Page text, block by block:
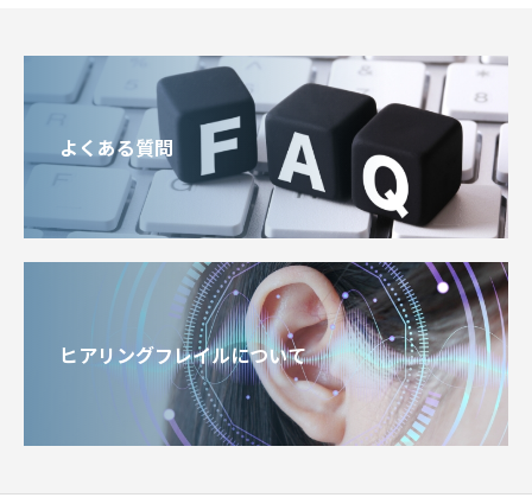
よくある質問
ヒアリングフレイルについて